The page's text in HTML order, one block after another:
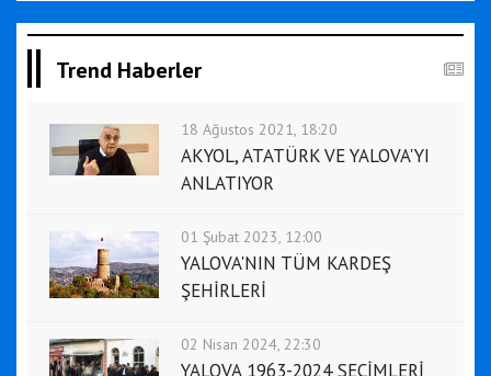
Trend Haberler
18 Ağustos 2021, 18:20
AKYOL, ATATÜRK VE YALOVA'YI
ANLATIYOR
01 Şubat 2023, 12:00
YALOVA'NIN TÜM KARDEŞ
ŞEHİRLERİ
02 Nisan 2024, 22:30
YALOVA 1963-2024 SEÇİMLERİ